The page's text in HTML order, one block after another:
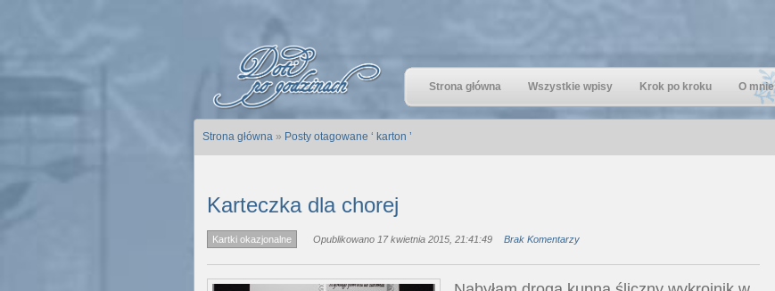
Strona główna Wszystkie wpisy Krok po kroku O mnie
Strona główna» Posty otagowane ‘ karton ’
Karteczka dla chorej
Kartki okazjonalne Opublikowano 17 kwietnia 2015, 21:41:49 Brak Komentarzy